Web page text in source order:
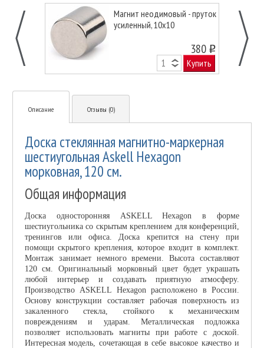
Магнит неодимовый - пруток
усиленный, 10х10
380 o
Купить
Описание Отзывы (0)
Доска стеклянная магнитно-маркерная
шестиугольная Askell Hexagon
морковная, 120 см.
Общая информация
Доска односторонняя ASKELL Hexagon в форме
шестиугольника со скрытым креплением для конференций,
тренингов или офиса. Доска крепится на стену при
помощи скрытого крепления, которое входит в комплект.
Монтаж занимает немного времени. Высота составляют
120 см. Оригинальный морковный цвет будет украшать
любой интерьер и создавать приятную атмосферу.
Производство ASKELL Hexagon расположено в России.
Основу конструкции составляет рабочая поверхность из
закаленного стекла, стойкого к механическим
повреждениям и ударам. Металлическая подложка
позволяет использовать магниты при работе с доской.
Интересная модель, сочетающая в себе высокое качество и